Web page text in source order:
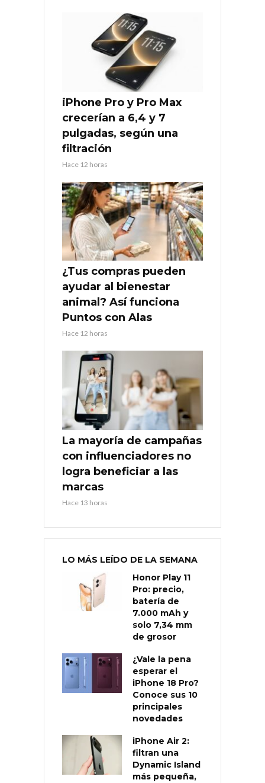
iPhone Pro y Pro Max
crecerían a 6,4 y 7
pulgadas, según una
filtración
Hace 12 horas
¿Tus compras pueden
ayudar al bienestar
animal? Así funciona
Puntos con Alas
Hace 12 horas
La mayoría de campañas
con influenciadores no
logra beneficiar a las
marcas
Hace 13 horas
LO MÁS LEÍDO DE LA SEMANA
Honor Play 11
Pro: precio,
batería de
7.000 mAh y
solo 7,34 mm
de grosor
¿Vale la pena
esperar el
iPhone 18 Pro?
Conoce sus 10
principales
novedades
iPhone Air 2:
filtran una
Dynamic Island
más pequeña,